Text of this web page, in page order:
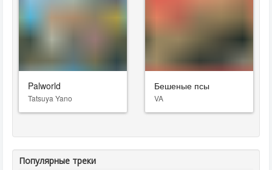
Palworld
Tatsuya Yano
Бешеные псы
VA
Популярные треки